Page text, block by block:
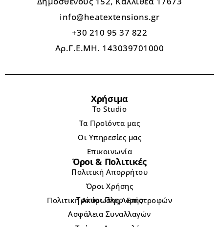
info@heatextensions.gr
+30 210 95 37 822
Αρ.Γ.Ε.ΜΗ. 143039701000
Χρήσιμα
Το Studio
Τα Προϊόντα μας
Οι Υπηρεσίες μας
Επικοινωνία
Όροι & Πολιτικές
Πολιτική Απορρήτου
Όροι Χρήσης
Πολιτική Ακύρωσης / Επιστροφών
Τρόποι Πληρωμής
Ασφάλεια Συναλλαγών